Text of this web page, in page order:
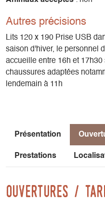
Électricité solaire, chauffage.
aménagée avec table et
Pas de douche ! Nous vous
petite toilette à l'évier.
Autres précisions
Lits 120 x 190 Prise USB
saison d'hiver, le personnel
accueille entre 16h et
chaussures adaptées
lendemain à 11h
Présentation
Prestations
Ouvertures /